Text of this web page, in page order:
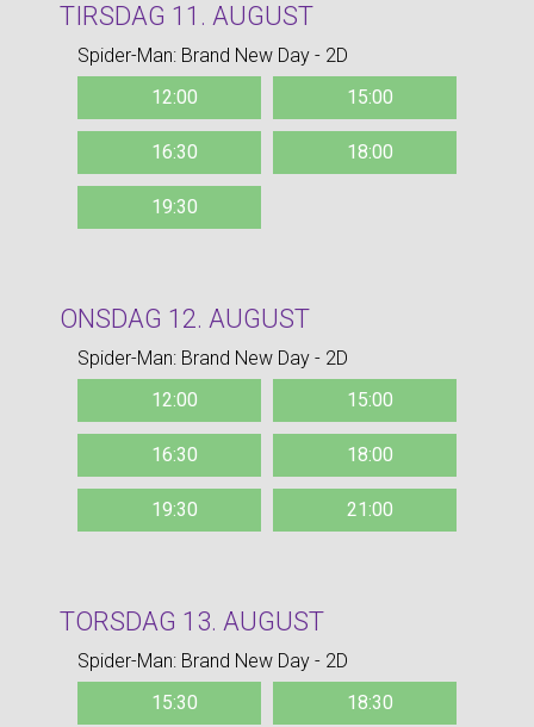
TIRSDAG 11. AUGUST
Spider-Man: Brand New Day - 2D
12:00
15:00
16:30 18:00
19:30
ONSDAG 12. AUGUST
Spider-Man: Brand New Day - 2D
12:00
15:00
16:30 18:00
19:30 21:00
TORSDAG 13. AUGUST
Spider-Man: Brand New Day - 2D
15:30
18:30